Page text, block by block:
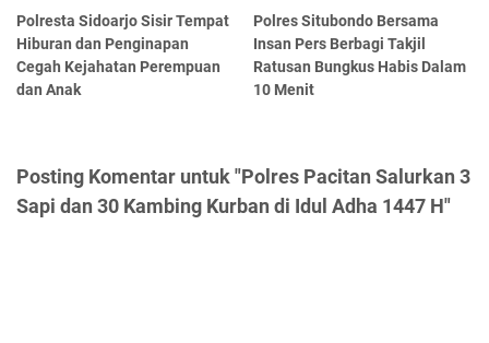
Polresta Sidoarjo Sisir Tempat
Hiburan dan Penginapan
Cegah Kejahatan Perempuan
dan Anak
Polres Situbondo Bersama
Insan Pers Berbagi Takjil
Ratusan Bungkus Habis Dalam
10 Menit
Posting Komentar untuk "Polres Pacitan Salurkan 3
Sapi dan 30 Kambing Kurban di Idul Adha 1447 H"